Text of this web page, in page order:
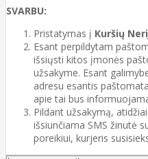
SVARBU:
Pristatymas į Kuršių
Esant perpildytam
išsiųsti kitos įmonės
užsakyme. Esant
adresu esantis
apie tai bus
Pildant užsakymą,
išsiunčiama SMS žinutė
poreikiui, kurjeris